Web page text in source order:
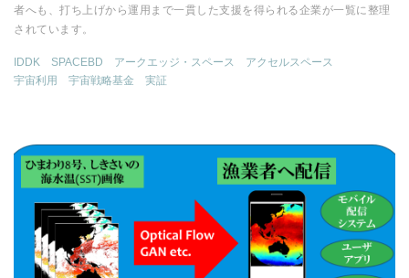
者へも、打ち上げから運用まで一貫した支援を得られる企業が一覧に整理
されています。
IDDK SPACEBD アークエッジ・スペース
アクセルスペース
宇宙利用
宇宙戦略基金 実証